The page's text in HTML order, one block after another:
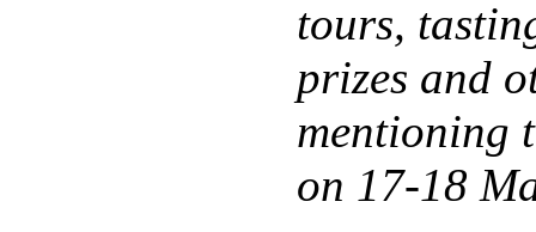
tours,
prizes and
mentioning
on 17-18